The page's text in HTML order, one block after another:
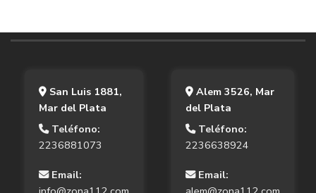
San Luis 1881,
Mar del Plata
Teléfono:
2236881073
Email:
Alem 3526, Mar
del Plata
Teléfono:
2236638924
Email: